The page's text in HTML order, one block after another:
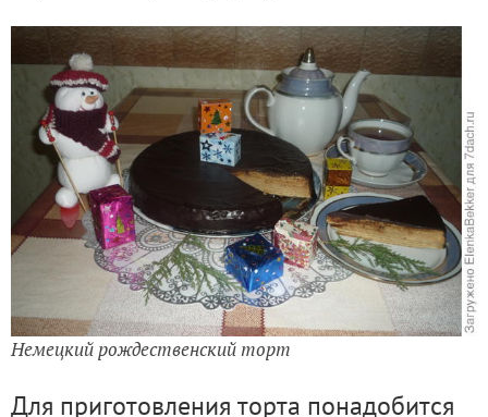
Немецкий рождественский торт
Для приготовления торта понадобится